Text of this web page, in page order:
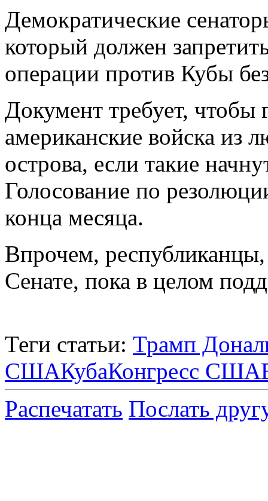
Демократические
который должен
операции против Кубы
Документ требует, чтобы
американские войска из
острова, если такие
Голосование по
конца месяца.
Впрочем,
Сенате, пока в целом
Теги статьи: Трамп
СШАКубаКонгресс США
Распечатать Послать